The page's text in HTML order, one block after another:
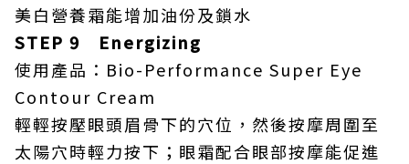
美白營養霜能增加油份及鎖水
STEP 9 Energizing
使用產品：Bio-Performance Super Eye
Contour Cream
輕輕按壓眼頭眉骨下的穴位，然後按摩周圍至
太陽穴時輕力按下；眼霜配合眼部按摩能促進